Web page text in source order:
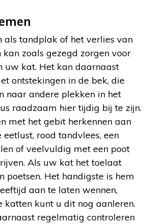
als tandplak of het verlies van
kan zoals gezegd zorgen voor
uw kat. Het kan daarnaast
ontstekingen in de bek, die
naar andere plekken in het
raadzaam hier tijdig bij te zijn.
met het gebit herkennen aan
rood tandvlees, een
of veelvuldig met een poot
Als uw kat het toelaat
poetsen. Het handigste is hem
aan te laten wennen,
katten kunt u dit nog aanleren.
regelmatig controleren